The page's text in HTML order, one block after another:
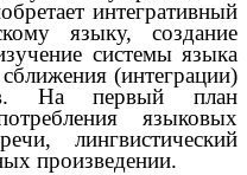
интегративный
языку, создание
системы языка
(интеграции)
На первый план
языковых
лингвистический
произведении.